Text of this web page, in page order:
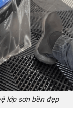
lớp sơn bền đẹp